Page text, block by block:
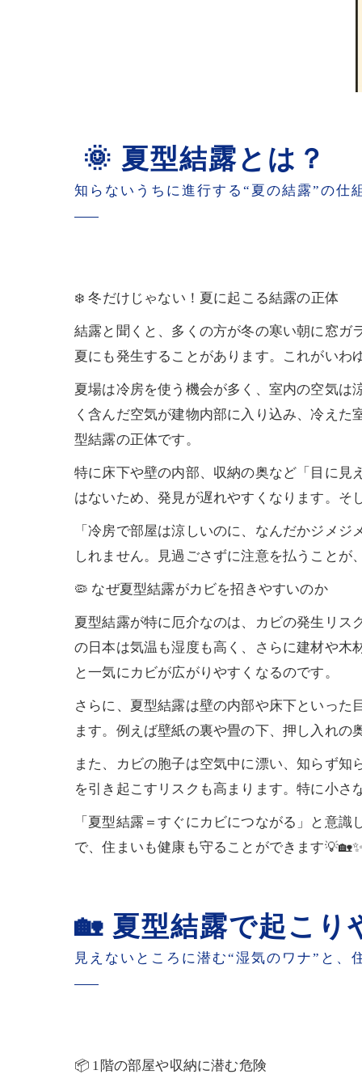
🌞 夏型結露とは？
知らないうちに進行する“夏の結露”の仕
❄️ 冬だけじゃない！夏に起こる結露の正体
結露と聞くと、多くの方が冬の寒い朝に窓ガ
夏にも発生することがあります。これがいわ
夏場は冷房を使う機会が多く、室内の空気は
く含んだ空気が建物内部に入り込み、冷え
型結露の正体です。
特に床下や壁の内部、収納の奥など「目に見
はないため、発見が遅れやすくなります。そ
「冷房で部屋は涼しいのに、なんだかジメ
しれません。見過ごさずに注意を払うことが
🦠 なぜ夏型結露がカビを招きやすいのか
夏型結露が特に厄介なのは、カビの発生リス
の日本は気温も湿度も高く、さらに建材や木
と一気にカビが広がりやすくなるのです。
さらに、夏型結露は壁の内部や床下といっ
ます。例えば壁紙の裏や畳の下、押し入れの
また、カビの胞子は空気中に漂い、知らず
を引き起こすリスクも高まります。特に小さ
「夏型結露＝すぐにカビにつながる」と意
で、住まいも健康も守ることができます💡🏡✨
🏡 夏型結露で起こり
見えないところに潜む“湿気のワナ”と、
📦 1階の部屋や収納に潜む危険